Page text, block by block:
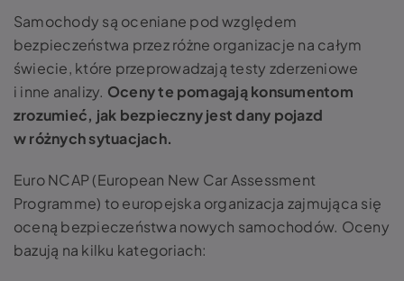
Samochody są oceniane pod względem
bezpieczeństwa przez różne organizacje na całym
świecie, które przeprowadzają testy zderzeniowe
i inne analizy. Oceny te pomagają konsumentom
zrozumieć, jak bezpieczny jest dany pojazd
w różnych sytuacjach.
Euro NCAP (European New Car Assessment
Programme) to europejska organizacja zajmująca się
oceną bezpieczeństwa nowych samochodów. Oceny
bazują na kilku kategoriach: